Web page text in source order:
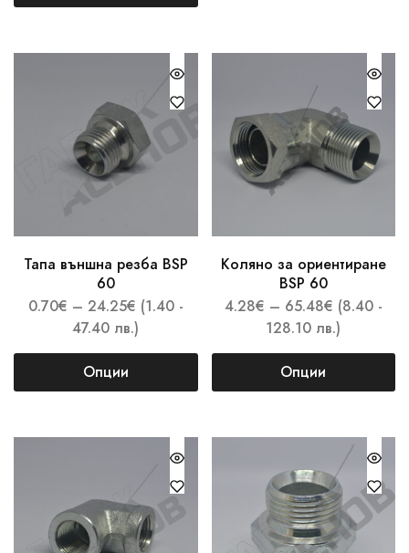
Тапа външна резба BSP
60
0.70€ – 24.25€ (1.40 -
47.40 лв.)
Опции
Коляно за ориентиране
BSP 60
4.28€ – 65.48€ (8.40 -
128.10 лв.)
Опции